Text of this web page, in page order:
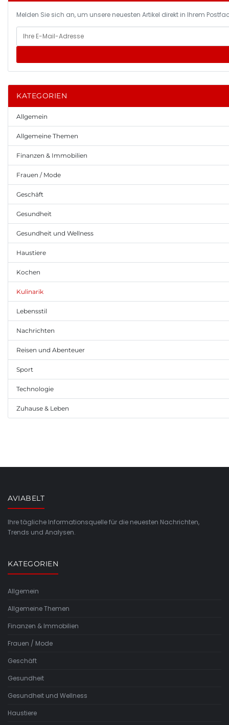
Melden Sie sich an, um unsere neuesten Artikel direkt in Ihrem
KATEGORIEN
Allgemein
Allgemeine Themen
Finanzen & Immobilien
Frauen / Mode
Geschäft
Gesundheit
Gesundheit und Wellness
Haustiere
Kochen
Kulinarik
Lebensstil
Nachrichten
Reisen und Abenteuer
Sport
Technologie
Zuhause & Leben
AVIABELT
Ihre tägliche Informationsquelle für die neuesten Nachrichten,
Trends und Analysen.
KATEGORIEN
Allgemein
Allgemeine Themen
Finanzen & Immobilien
Frauen / Mode
Geschäft
Gesundheit
Gesundheit und Wellness
Haustiere